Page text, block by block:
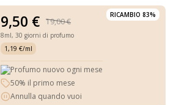
RICAMBIO 83%
9,50 € 19,00 €
8ml, 30 giorni di profumo
1,19 €/ml
Profumo nuovo ogni mese
50% il primo mese
Annulla quando vuoi